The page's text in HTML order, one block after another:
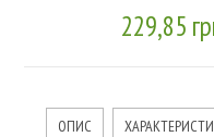
229,85
ОПИС